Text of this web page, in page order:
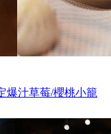
爆汁草莓/櫻桃小籠